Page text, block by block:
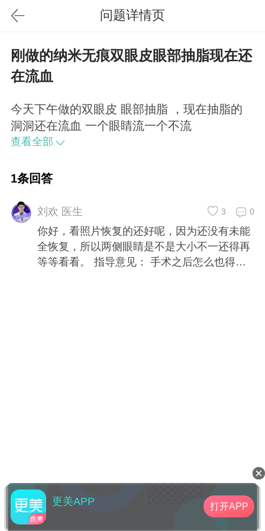
问题详情页
刚做的纳米无痕双眼皮眼部抽脂现在还
在流血
今天下午做的双眼皮 眼部抽脂 ，现在抽脂的
洞洞还在流血 一个眼睛流一个不流
查看全部
1条回答
刘欢 医生 0
3
你好，看照片恢复的还好呢，因为还没有未能
全恢复，所以两侧眼睛是不是大小不一还得再
等等看看。 指导意见： 手术之后怎么也得一
更美APP 打开APP